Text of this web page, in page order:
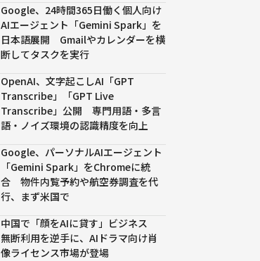
Google、24時間365日働く個人向け
AIエージェント「Gemini Spark」を
日本語展開 Gmailやカレンダーを横
断してタスクを実行
OpenAI、文字起こしAI「GPT
Transcribe」「GPT Live
Transcribe」公開 専門用語・多言
語・ノイズ環境の認識精度を向上
Google、パーソナルAIエージェント
「Gemini Spark」をChromeに統
合 物件内覧予約や航空券調査を代
行、まず米国で
中国で「顔をAIに貸す」ビジネス
無断利用を逆手に、AIドラマ向け肖
像ライセンス市場が登場